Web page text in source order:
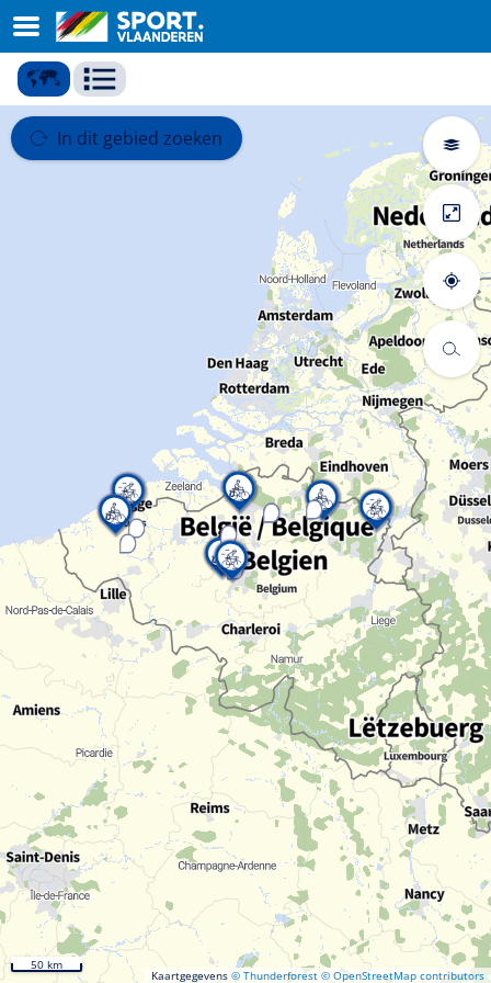
Kaartgegevens © Thunderforest © OpenStreetMap contributors
In dit gebied zoeken
50 km